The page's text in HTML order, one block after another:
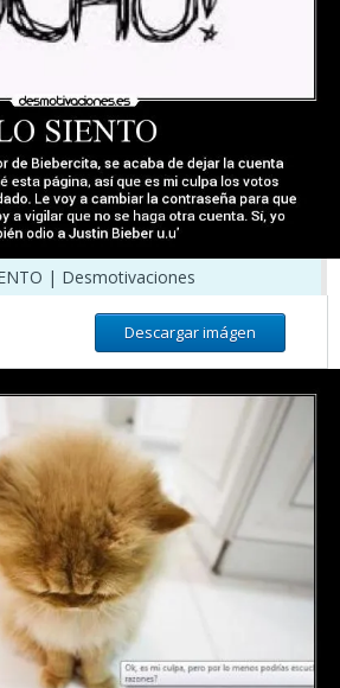
| Desmotivaciones
Descargar imágen